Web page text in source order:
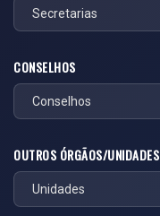
CONSELHOS
OUTROS ÓRGÃOS/UNIDADES